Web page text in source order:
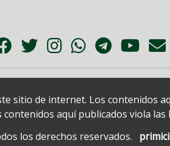
sitio de internet. Los contenidos
aquí publicados viola las
los derechos reservados.